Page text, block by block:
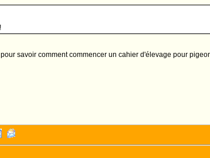
savoir comment commencer un cahier d'élevage pour